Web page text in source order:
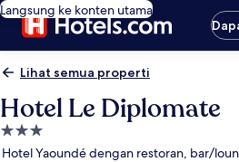
Langsung ke konten utama
Lihat semua properti
Hotel Le Diplomate
Properti
bintang
Hotel Yaoundé dengan restoran, bar/